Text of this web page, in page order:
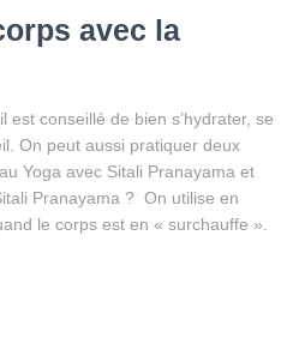
avec la
est conseillé de bien s’hydrater, se
On peut aussi pratiquer deux
Yoga avec Sitali Pranayama et
Pranayama ? On utilise en
le corps est en « surchauffe ».